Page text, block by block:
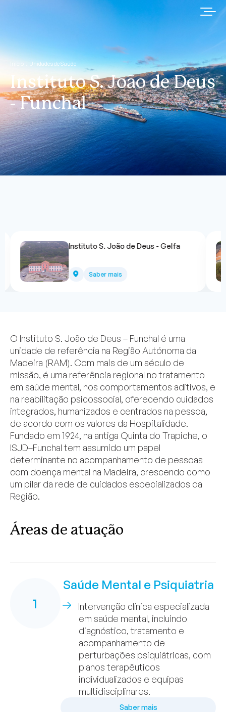
Início Unidades de Saúde
Instituto S. João de Deus
- Funchal
Instituto S. João de Deus - Gelfa
Saber mais
O Instituto S. João de Deus – Funchal é uma
unidade de referência na Região Autónoma da
Madeira (RAM). Com mais de um século de
missão, é uma referência regional no tratamento
em saúde mental, nos comportamentos aditivos, e
na reabilitação psicossocial, oferecendo cuidados
integrados, humanizados e centrados na pessoa,
de acordo com os valores da Hospitalidade.
Fundado em 1924, na antiga Quinta do Trapiche, o
ISJD–Funchal tem assumido um papel
determinante no acompanhamento de pessoas
com doença mental na Madeira, crescendo como
um pilar da rede de cuidados especializados da
Região.
Áreas de atuação
1
Saúde Mental e Psiquiatria
Intervenção clínica especializada
em saúde mental, incluindo
diagnóstico, tratamento e
acompanhamento de
perturbações psiquiátricas, com
planos terapêuticos
individualizados e equipas
multidisciplinares.
Saber mais